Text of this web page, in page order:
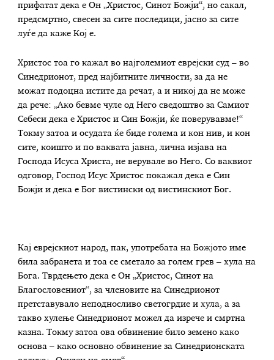
прифатат дека е Он „Христос, Синот Божји“, но сакал,
предсмртно, свесен за сите последици, јасно за сите
луѓе да каже Кој е.
Христос тоа го кажал во најголемиот еврејски суд – во
Синедрионот, пред најбитните личности, за да не
можат подоцна истите да речат, а и никој да не може
да рече: „Ако бевме чуле од Него сведоштво за Самиот
Себеси дека е Христос и Син Божји, ќе поверувавме!“
Токму затоа и осудата ќе биде голема и кон нив, и кон
сите, коишто и по ваквата јавна, лична изјава на
Господа Исуса Христа, не верувале во Него. Со ваквиот
одговор, Господ Исус Христос покажал дека е Син
Божји и дека е Бог вистински од вистинскиот Бог.
Кај еврејскиот народ, пак, употребата на Божјото име
била забранета и тоа се сметало за голем грев – хула на
Бога. Тврдењето дека е Он „Христос, Синот на
Благословениот“, за членовите на Синедрионот
претставувало неподносливо светогрдие и хула, а за
такво хулење Синедрионот можел да изрече и смртна
казна. Токму затоа ова обвинение било земено како
основа – како основно обвинение за Синедрионската